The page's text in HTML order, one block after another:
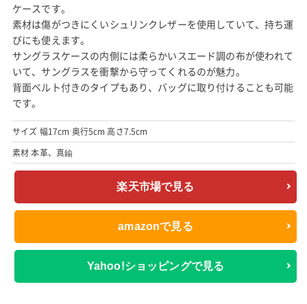
ケースです。
素材は傷がつきにくいシュリンクレザーを使用していて、持ち運
びにも使えます。
サングラスケースの内側には柔らかいスエード調の布が使われて
いて、サングラスを衝撃から守ってくれるのが魅力。
背面ベルト付きのタイプもあり、バッグに取り付けることも可能
です。
サイズ 幅17cm 奥行5cm 高さ7.5cm
素材 本革、真鍮
楽天市場で見る
amazonで見る
Yahoo!ショッピングで見る